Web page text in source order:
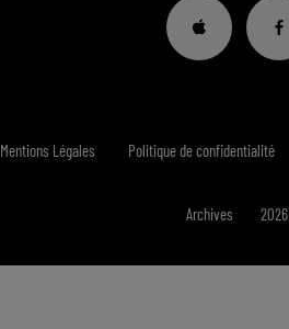
Mentions Légales Politique de confidentialité
Archives 2026